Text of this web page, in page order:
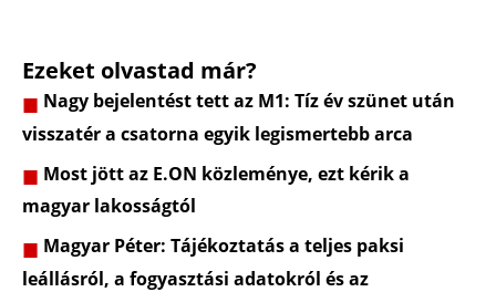
Ezeket olvastad már?
Nagy bejelentést tett az M1: Tíz év szünet után
visszatér a csatorna egyik legismertebb arca
Most jött az E.ON közleménye, ezt kérik a
magyar lakosságtól
Magyar Péter: Tájékoztatás a teljes paksi
leállásról, a fogyasztási adatokról és az